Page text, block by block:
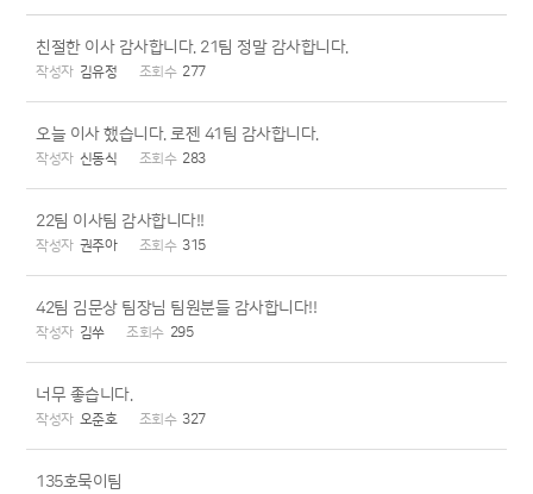
친절한 이사 감사합니다. 21팀 정말 감사합니다.
김유정 277
오늘 이사 했습니다. 로젠 41팀 감사합니다.
신동식 283
22팀 이사팀 감사합니다!!
권주아 315
42팀 김문상 팀장님 팀원분들 감사합니다!!
김쑤 295
너무 좋습니다.
오준호 327
135호묵이팀